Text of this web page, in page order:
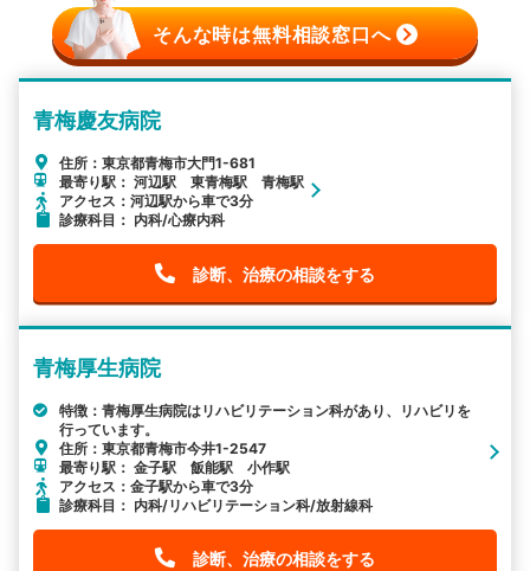
そんな時は無料相談窓口へ
青梅慶友病院
住所：東京都青梅市大門1-681
最寄り駅： 河辺駅 東青梅駅 青梅駅
アクセス：河辺駅から車で3分
診療科目： 内科/心療内科
診断、治療の相談をする
青梅厚生病院
特徴：青梅厚生病院はリハビリテーション科があり、リハビリを
行っています。
住所：東京都青梅市今井1-2547
最寄り駅： 金子駅 飯能駅 小作駅
アクセス：金子駅から車で3分
診療科目： 内科/リハビリテーション科/放射線科
診断、治療の相談をする